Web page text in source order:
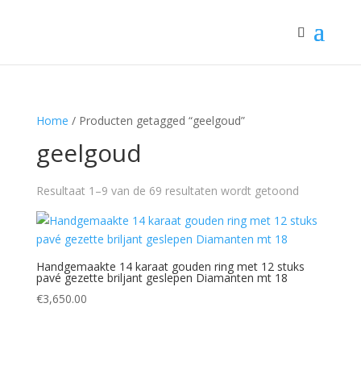
Home / Producten getagged “geelgoud”
geelgoud
Resultaat 1–9 van de 69 resultaten wordt getoond
Handgemaakte 14 karaat gouden ring met 12 stuks
pavé gezette briljant geslepen Diamanten mt 18
€3,650.00